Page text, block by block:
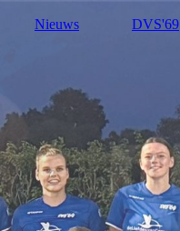
Nieuws DVS'69